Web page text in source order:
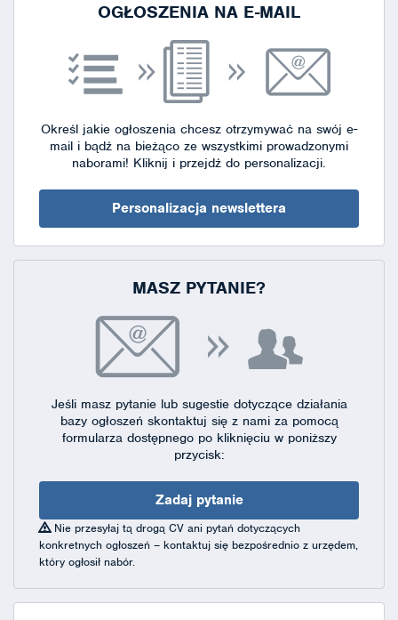
OGŁOSZENIA NA E-MAIL
Określ jakie ogłoszenia chcesz otrzymywać na swój e-
mail i bądź na bieżąco ze wszystkimi prowadzonymi
naborami! Kliknij i przejdź do personalizacji.
Personalizacja newslettera
MASZ PYTANIE?
Jeśli masz pytanie lub sugestie dotyczące działania
bazy ogłoszeń skontaktuj się z nami za pomocą
formularza dostępnegopo kliknięciu w poniższy
przycisk:
Zadaj pytanie
Nie przesyłaj tą drogą CV ani pytań dotyczących
konkretnych ogłoszeń – kontaktuj się bezpośrednio z urzędem,
który ogłosił nabór.